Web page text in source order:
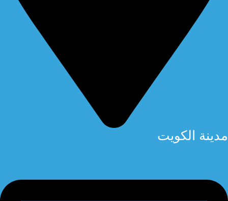
مدينة الكويت